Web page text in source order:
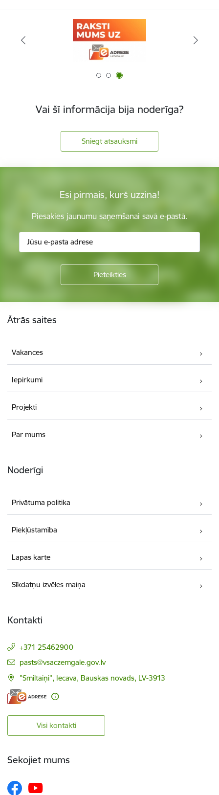
Vai šī informācija bija noderīga?
Sniegt atsauksmi
Esi pirmais, kurš uzzina!
Piesakies jaunumu saņemšanai savā e-pastā.
Ātrās saites
Vakances
Iepirkumi
Projekti
Par mums
Noderīgi
Privātuma politika
Piekļūstamība
Lapas karte
Sīkdatņu izvēles maiņa
Kontakti
+371 25462900
E-pasts:
pasts@vsaczemgale.gov.lv
"Smiltaiņi", Iecava, Bauskas novads, LV-3913
Visi kontakti
Sekojiet mums